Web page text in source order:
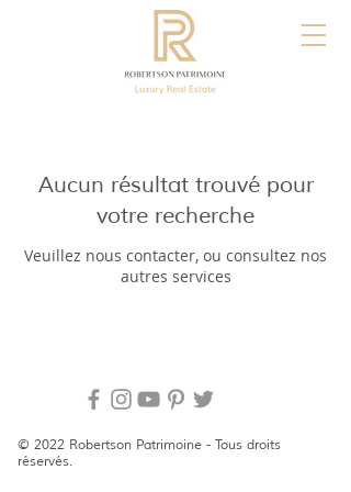
Aucun résultat trouvé pour
votre recherche
Veuillez nous contacter, ou consultez nos
autres services
© 2022 Robertson Patrimoine - Tous droits
réservés.